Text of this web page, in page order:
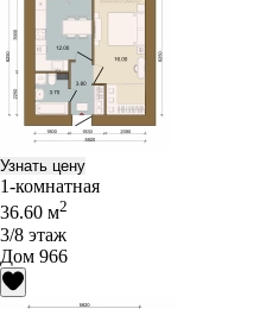
Узнать цену
1-комнатная
36.60 м2
3/8 этаж
Дом 966